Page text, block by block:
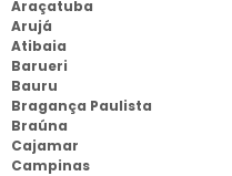
Araçatuba
Arujá
Atibaia
Barueri
Bauru
Bragança Paulista
Braúna
Cajamar
Campinas